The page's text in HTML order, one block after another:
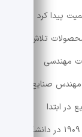
پیدا کرد و
تلاش
مهندسی
صنایع
در ابتدا
شاخه‌ای از رشته‌ی مهندسی مکانیک بود. در سال ‌۱۹۰۹ در دانشگاه